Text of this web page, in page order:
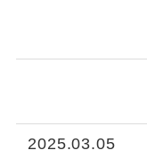
2025.03.05